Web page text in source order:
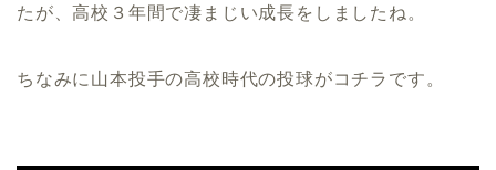
たが、高校３年間で凄まじい成長をしましたね。
ちなみに山本投手の高校時代の投球がコチラです。